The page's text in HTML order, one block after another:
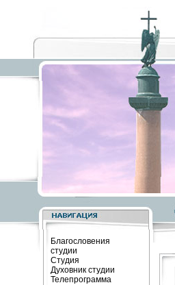
Благословения
студии
Студия
Духовник студии
Телепрограмма